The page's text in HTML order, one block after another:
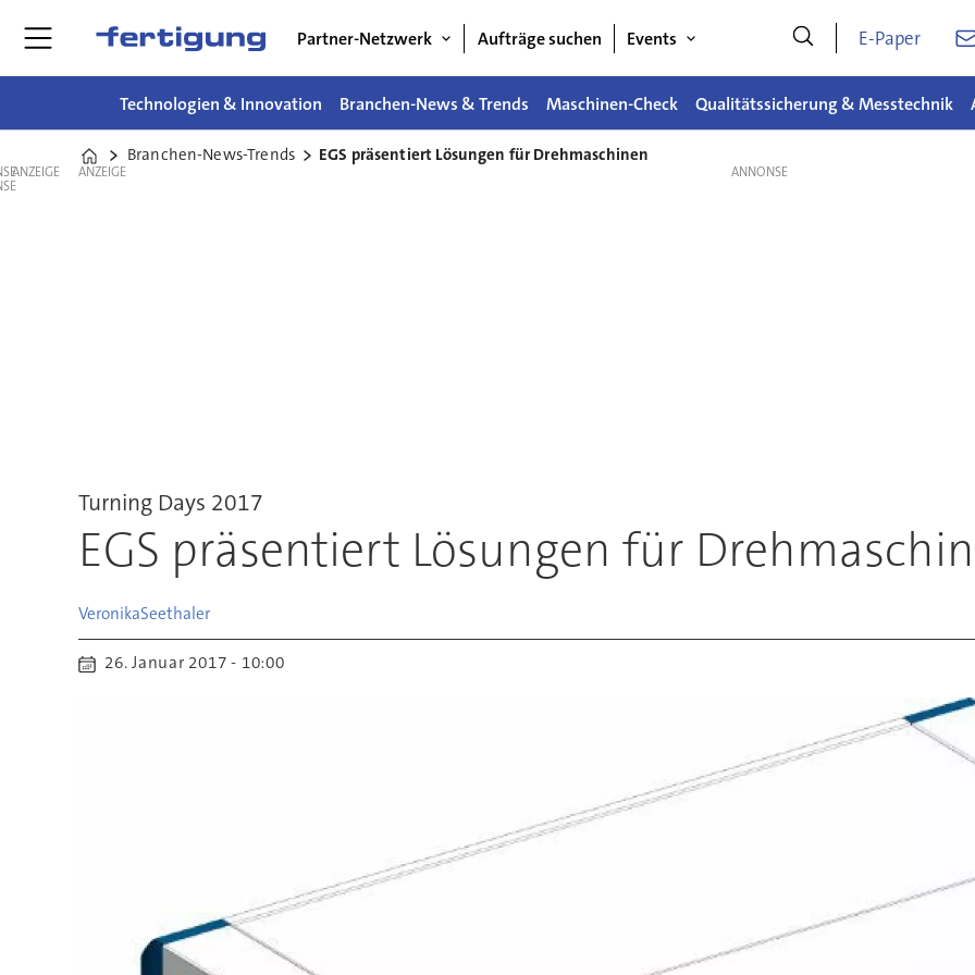
Partner-Netzwerk Aufträge suchen Events E-Paper
Technologien & Innovation Branchen-News & Trends Maschinen-Check Qualitätssicherung & Messtechnik
Home
Branchen-News-Trends EGS präsentiert Lösungen für Drehmaschinen
ANZEIGE ANZEIGE
Turning Days 2017
EGS präsentiert Lösungen für
VeronikaSeethaler
26. Januar 2017 - 10:00